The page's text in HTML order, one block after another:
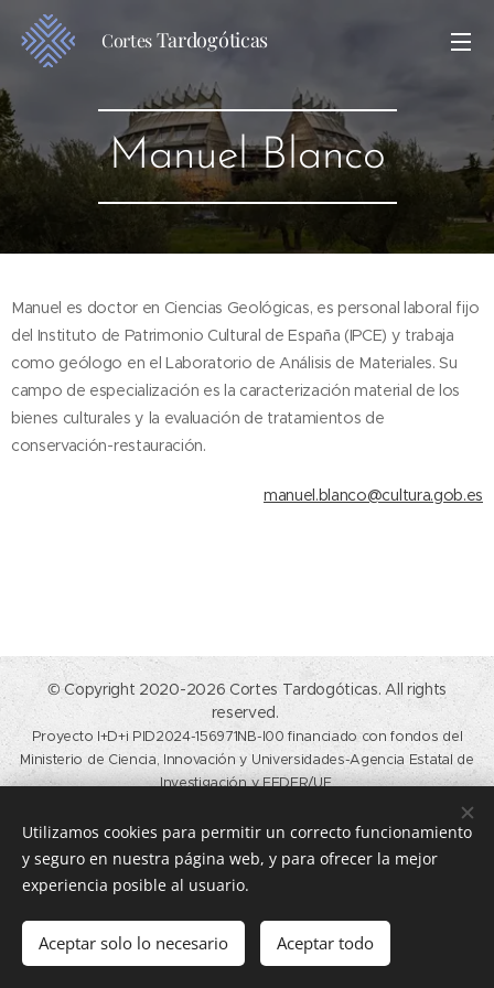
CortesTardogóticas
Manuel Blanco
Manuel es doctor en Ciencias Geológicas, es personal laboral fijo
del Instituto de Patrimonio Cultural de España (IPCE) y trabaja
como geólogo en el Laboratorio de Análisis de Materiales. Su
campo de especialización es la caracterización material de los
bienes culturales y la evaluación de tratamientos de
conservación-restauración.
manuel.blanco@cultura.gob.es
© Copyright 2020-2026 Cortes Tardogóticas. All rights
reserved.
Proyecto I+D+i PID2024-156971NB-I00 financiado con fondos del
Ministerio de Ciencia, Innovación y Universidades-Agencia Estatal de
Investigación y FEDER/UE.
Calle del Profesor Aranguren, s/n, Madrid, 28040. (+34) 91 394 57
21 / historiadelarte@ucm.es
Cookies
Idiomas
Español
English
Utilizamos cookies para permitir un correcto funcionamiento
y seguro en nuestra página web, y para ofrecer la mejor
experiencia posible al usuario.
Aceptar solo lo necesario Aceptar todo